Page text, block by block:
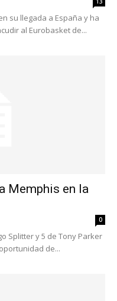
su llegada a España y ha
al Eurobasket de...
Memphis en la
0
Splitter y 5 de Tony Parker
de...